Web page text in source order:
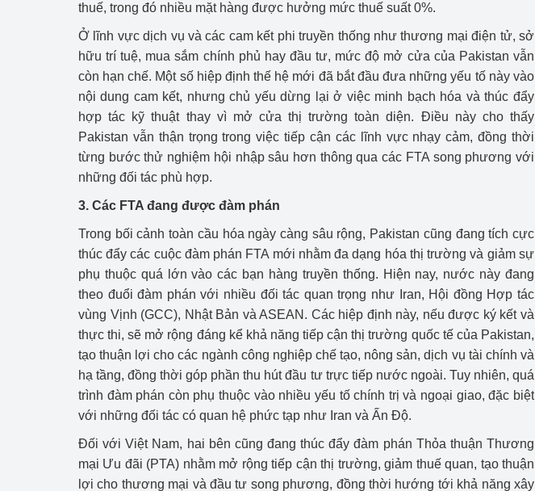
thuế, trong đó nhiều mặt hàng được hưởng mức thuế suất 0%.
Ở lĩnh vực dịch vụ và các cam kết phi truyền thống như thương mại điện tử, sở
hữu trí tuệ, mua sắm chính phủ hay đầu tư, mức độ mở cửa của Pakistan vẫn
còn hạn chế. Một số hiệp định thế hệ mới đã bắt đầu đưa những yếu tố này vào
nội dung cam kết, nhưng chủ yếu dừng lại ở việc minh bạch hóa và thúc đẩy
hợp tác kỹ thuật thay vì mở cửa thị trường toàn diện. Điều này cho thấy
Pakistan vẫn thận trọng trong việc tiếp cận các lĩnh vực nhạy cảm, đồng thời
từng bước thử nghiệm hội nhập sâu hơn thông qua các FTA song phương với
những đối tác phù hợp.
3. Các FTA đang được đàm phán
Trong bối cảnh toàn cầu hóa ngày càng sâu rộng, Pakistan cũng đang tích cực
thúc đẩy các cuộc đàm phán FTA mới nhằm đa dạng hóa thị trường và giảm sự
phụ thuộc quá lớn vào các bạn hàng truyền thống. Hiện nay, nước này đang
theo đuổi đàm phán với nhiều đối tác quan trọng như Iran, Hội đồng Hợp tác
vùng Vịnh (GCC), Nhật Bản và ASEAN. Các hiệp định này, nếu được ký kết và
thực thi, sẽ mở rộng đáng kể khả năng tiếp cận thị trường quốc tế của Pakistan,
tạo thuận lợi cho các ngành công nghiệp chế tạo, nông sản, dịch vụ tài chính và
hạ tầng, đồng thời góp phần thu hút đầu tư trực tiếp nước ngoài. Tuy nhiên, quá
trình đàm phán còn phụ thuộc vào nhiều yếu tố chính trị và ngoại giao, đặc biệt
với những đối tác có quan hệ phức tạp như Iran và Ấn Độ.
Đối với Việt Nam, hai bên cũng đang thúc đẩy đàm phán Thỏa thuận Thương
mại Ưu đãi (PTA) nhằm mở rộng tiếp cận thị trường, giảm thuế quan, tạo thuận
lợi cho thương mại và đầu tư song phương, đồng thời hướng tới khả năng xây